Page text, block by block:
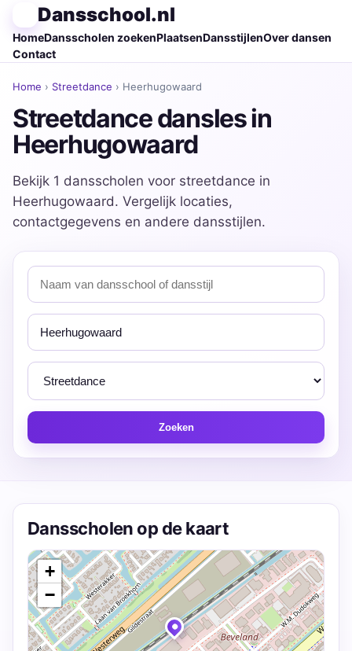
Dansschool.nl
HomeDansscholen zoekenPlaatsenDansstijlenOver dansen
Contact
Home › Streetdance › Heerhugowaard
Streetdance dansles in
Heerhugowaard
Bekijk 1 dansscholen voor streetdance in
Heerhugowaard. Vergelijk locaties,
contactgegevens en andere dansstijlen.
Zoeken
Dansscholen op de kaart
+
−